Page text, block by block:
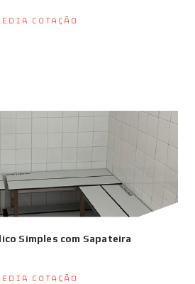
Cotação
Simples com Sapateira
Cotação